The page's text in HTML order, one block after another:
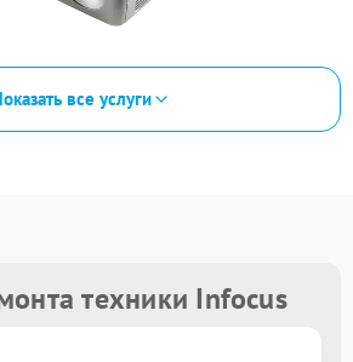
все услуги
техники Infocus